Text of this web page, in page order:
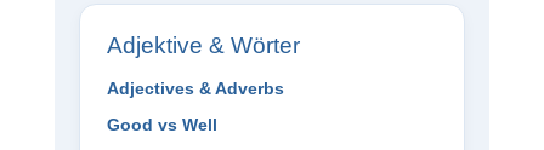
Adjektive & Wörter
Adjectives & Adverbs
Good vs Well